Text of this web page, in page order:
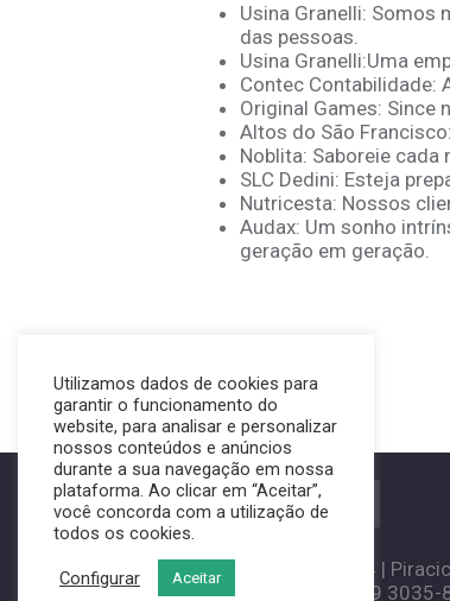
Usina Granelli: Somos
das pessoas.
Usina Granelli:Uma
Contec Contabilidade:
Original Games: Since
Altos do São
Noblita: Saboreie cada
SLC Dedini: Esteja
Nutricesta: Nossos
Audax: Um sonho
geração em geração.
FALE COM A MONOLITO
Rua Argentina | 415 | Sala 4 |
+55 19 3426-3099 | +55 19
Utilizamos dados de cookies para
garantir o funcionamento do
website, para analisar e personalizar
nossos conteúdos e anúncios
durante a sua navegação em nossa
plataforma. Ao clicar em “Aceitar”,
você concorda com a utilização de
todos os cookies.
Configurar Aceitar